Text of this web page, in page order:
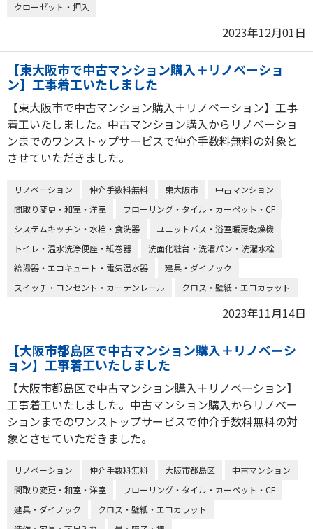
クローゼット・押入
2023年12月01日
【東大阪市で中古マンション購入＋リノベーショ
ン】工事着工いたしました
【東大阪市で中古マンション購入＋リノベーション】工事
着工いたしました。中古マンション購入からリノベーショ
ンまでのワンストップサービスで仲介手数料無料の対象と
させていただきました。
リノベーション 仲介手数料無料 東大阪市
中古マンション
間取り変更・和室・洋室
フローリング・タイル・カーペット・CF
システムキッチン・水栓・食洗器
ユニットバス・浴室暖房乾燥機
トイレ・温水洗浄便座・紙巻器
洗面化粧台・洗濯パン・洗濯水栓
給湯器・エコキュート・電気温水器
建具・ダイノック
スイッチ・コンセント・カーテンレール
クロス・壁紙・エコカラット
2023年11月14日
【大阪市都島区で中古マンション購入＋リノベーシ
ョン】工事着工いたしました
【大阪市都島区で中古マンション購入＋リノベーション】
工事着工いたしました。中古マンション購入からリノベー
ションまでのワンストップサービスで仲介手数料無料の対
象とさせていただきました。
リノベーション 仲介手数料無料 大阪市都島区
中古マンション
間取り変更・和室・洋室
フローリング・タイル・カーペット・CF
建具・ダイノック
クロス・壁紙・エコカラット